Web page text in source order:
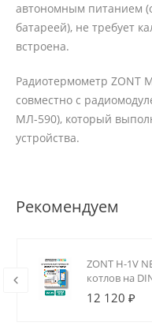
автономным питанием
батареей), не требует
встроена.
Радиотермометр ZONT
совместно с
МЛ-590), который
устройства.
Рекомендуем
ZONT H-1V
котлов на
12 120 ₽